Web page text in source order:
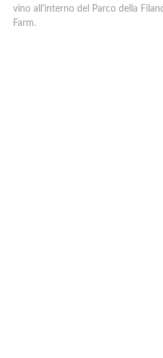
vino all'interno del Parco della
Farm.